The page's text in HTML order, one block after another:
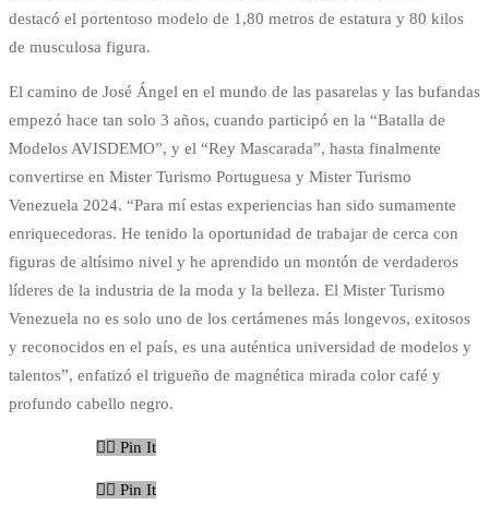
destacó el portentoso modelo de 1,80 metros de estatura y 80 kilos
de musculosa figura.
El camino de José Ángel en el mundo de las pasarelas y las bufandas
empezó hace tan solo 3 años, cuando participó en la “Batalla de
Modelos AVISDEMO”, y el “Rey Mascarada”, hasta finalmente
convertirse en Mister Turismo Portuguesa y Mister Turismo
Venezuela 2024. “Para mí estas experiencias han sido sumamente
enriquecedoras. He tenido la oportunidad de trabajar de cerca con
figuras de altísimo nivel y he aprendido un montón de verdaderos
líderes de la industria de la moda y la belleza. El Mister Turismo
Venezuela no es solo uno de los certámenes más longevos, exitosos
y reconocidos en el país, es una auténtica universidad de modelos y
talentos”, enfatizó el trigueño de magnética mirada color café y
profundo cabello negro.
Pin It
Pin It